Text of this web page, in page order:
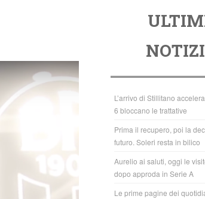
o
o
k
tt
er
at
s
A
p
p
L’arrivo di Stillitano
6 bloccano le trattative
Prima il recupero, poi la
futuro. Soleri resta in bilico
Aurelio ai saluti, oggi le
dopo approda in Serie A
Le prime pagine dei